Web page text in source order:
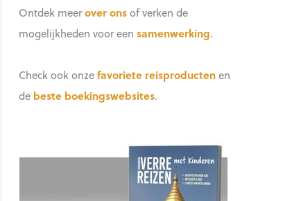
Ontdek meerover onsof verken de
mogelijkheden voor een samenwerking.
Check ook onzefavoriete reisproductenen
de beste boekingswebsites.